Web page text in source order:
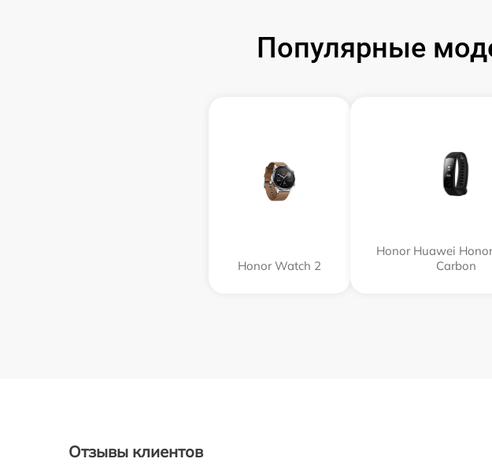
Популярные
Honor Watch 2
Honor Huawei
Carbon
Отзывы клиентов